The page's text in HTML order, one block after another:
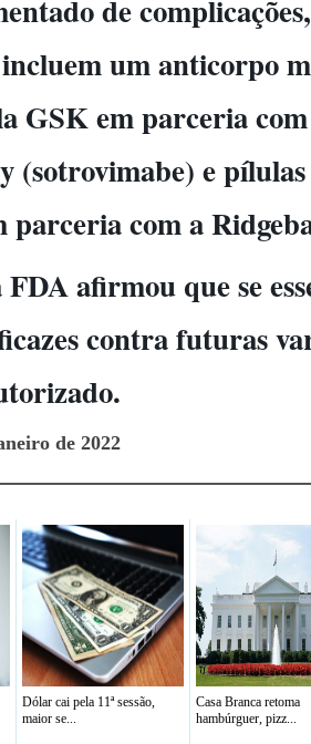
de
um anticorpo
GSK em parceria
(sotrovimabe) e
parceria com a
afirmou que se
contra futuras
de 2022
Dólar cai pela 11ª sessão,
maior se...
Casa Branca retoma
hambúrguer, pizz...